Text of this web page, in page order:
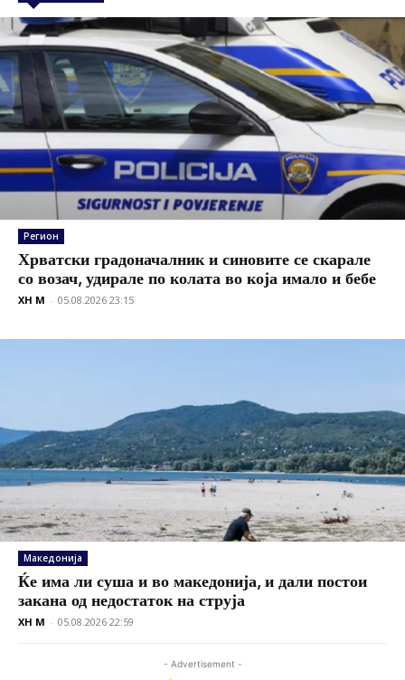
Регион
Хрватски градоначалник и синовите се скарале
со возач, удирале по колата во која имало и бебе
XH M - 05.08.2026 23:15
Македонија
Ќе има ли суша и во македонија, и дали постои
закана од недостаток на струја
XH M - 05.08.2026 22:59
- Advertisement -